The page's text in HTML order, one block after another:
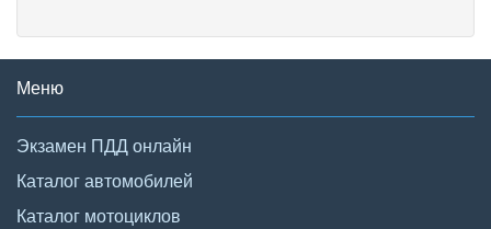
Меню
Экзамен ПДД онлайн
Каталог автомобилей
Каталог мотоциклов